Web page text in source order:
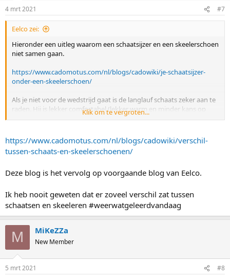
4 mrt 2021 #7
Eelco zei:
Hieronder een uitleg waarom een schaatsijzer en een skeelerschoen
niet samen gaan.
https://www.cadomotus.com/nl/blogs/cadowiki/je-schaatsijzer-
onder-een-skeelerschoen/
Als je niet voor de wedstrijd gaat is de langlauf schaats zeker aan te
raden. Hij is lekker comfortabel (lekker warm en minder kans op
blaarvorming). Voor goed advies kan je bij
langlaufschoenen en met de schaatsen.
Klik om te vergroten...
https://www.cadomotus.com/nl/blogs/cadowiki/verschil-
tussen-schaats-en-skeelerschoenen/
Deze blog is het vervolg op voorgaande blog van Eelco.
Ik heb nooit geweten dat er zoveel verschil zat tussen
schaatsen en skeeleren #weerwatgeleerdvandaag
M MiKeZZa
New Member
5 mrt 2021 #8